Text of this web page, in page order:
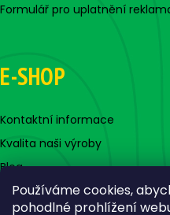
Používáme cookies,
pohodlné prohlížení
Formulář pro uplatnění
E-SHOP
Kontaktní informace
Kvalita naši výroby
Blog